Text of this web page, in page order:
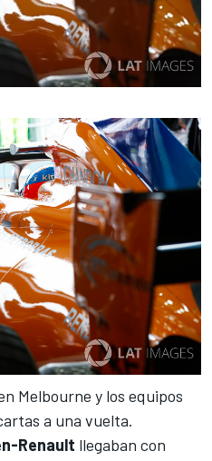
Melbourne y los equipos
a una vuelta.
Renault llegaban con